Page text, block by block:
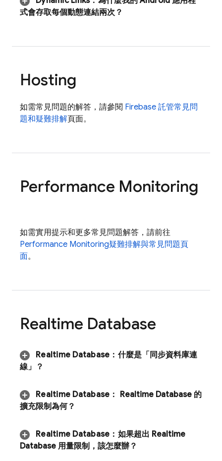
式會存取每個動態連結兩次？
Hosting
如需常見問題的解答，請參閱 Firebase 託管常見問
題和疑難排解頁面。
Performance Monitoring
如需實用提示和更多常見問題解答，請前往
Performance Monitoring疑難排解與常見問題頁
面。
Realtime Database
Realtime Database ： 什麼是「同步資料庫連
線」？
Realtime Database ： Realtime Database的
擴充限制為何？
Realtime Database ： 如果超出 Realtime
Database 用量限制，該怎麼辦？